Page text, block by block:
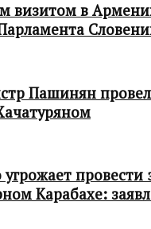
визитом в
Пашинян провел
провести
Карабахе: